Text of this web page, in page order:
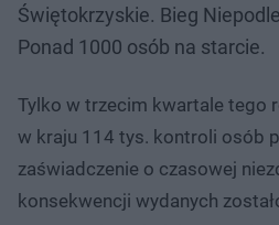
Świętokrzyskie. Bieg
Ponad 1000 osób na starcie.
Tylko w trzecim kwartale tego
w kraju 114 tys. kontroli osób
zaświadczenie o czasowej
konsekwencji wydanych